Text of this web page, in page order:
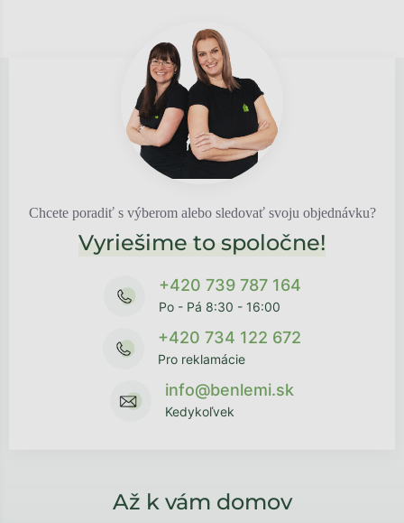
Chcete poradiť s výberom alebo sledovať svoju objednávku?
Vyriešime to spoločne!
+420 739 787 164
Po - Pá 8:30 - 16:00
+420 734 122 672
Pro reklamácie
info@benlemi.sk
Kedykoľvek
Až k vám domov